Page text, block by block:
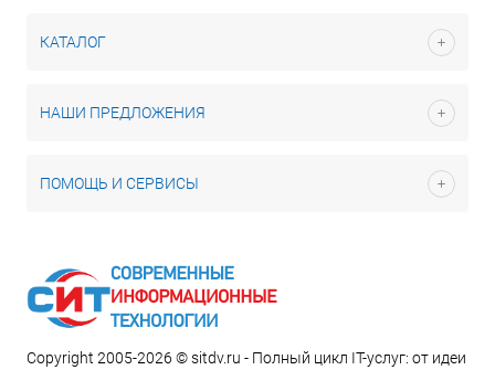
КАТАЛОГ
НАШИ ПРЕДЛОЖЕНИЯ
ПОМОЩЬ И СЕРВИСЫ
Copyright 2005-2026 © sitdv.ru - Полный цикл IT-услуг: от идеи